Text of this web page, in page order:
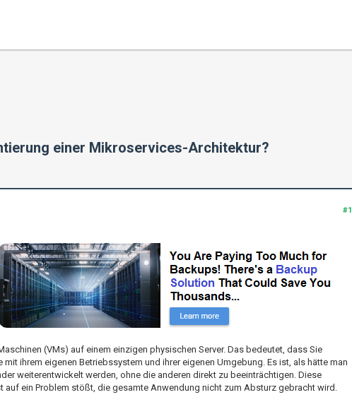
einer Mikroservices-Architektur?
#1
(VMs) auf einem einzigen physischen Server. Das bedeutet, dass Sie
ihrem eigenen Betriebssystem und ihrer eigenen Umgebung. Es ist, als hätte man
weiterentwickelt werden, ohne die anderen direkt zu beeinträchtigen. Diese
ein Problem stößt, die gesamte Anwendung nicht zum Absturz gebracht wird.